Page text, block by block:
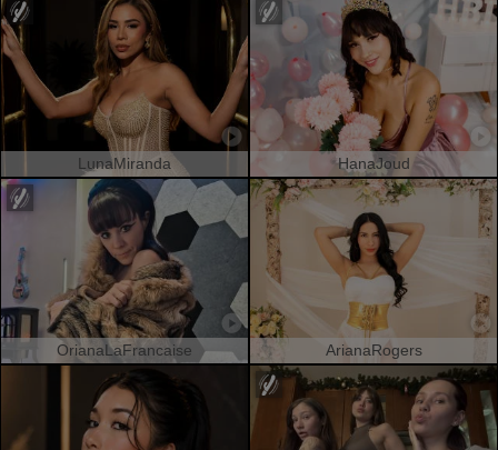
LunaMiranda HanaJoud
OrianaLaFrancaise ArianaRogers